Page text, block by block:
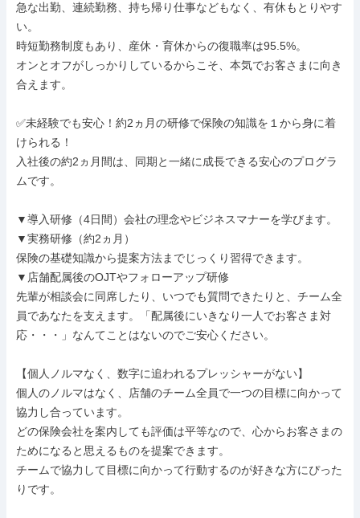
急な出勤、連続勤務、持ち帰り仕事などもなく、有休もとりやす
い。
時短勤務制度もあり、産休・育休からの復職率は95.5%。
オンとオフがしっかりしているからこそ、本気でお客さまに向き
合えます。
✅未経験でも安心！約2ヵ月の研修で保険の知識を１から身に着
けられる！
入社後の約2ヵ月間は、同期と一緒に成長できる安心のプログラ
ムです。
▼導入研修（4日間）会社の理念やビジネスマナーを学びます。
▼実務研修（約2ヵ月）
保険の基礎知識から提案方法までじっくり習得できます。
▼店舗配属後のOJTやフォローアップ研修
先輩が相談会に同席したり、いつでも質問できたりと、チーム全
員であなたを支えます。「配属後にいきなり一人でお客さま対
応・・・」なんてことはないのでご安心ください。
【個人ノルマなく、数字に追われるプレッシャーがない】
個人のノルマはなく、店舗のチーム全員で一つの目標に向かって
協力し合っています。
どの保険会社を案内しても評価は平等なので、心からお客さまの
ためになると思えるものを提案できます。
チームで協力して目標に向かって行動するのが好きな方にぴった
りです。